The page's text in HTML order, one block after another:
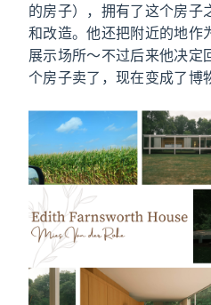
的房子），拥有了这个房子
和改造。他还把附近的地作
展示场所～不过后来他决定
个房子卖了，现在变成了博